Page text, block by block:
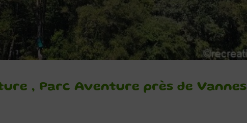
, Parc Aventure près de Vannes